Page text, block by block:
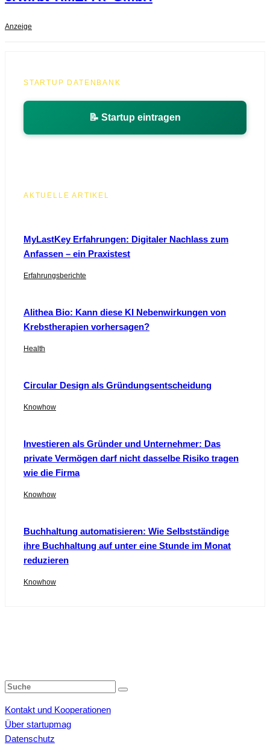
Anzeige
STARTUP DATENBANK
📝 Startup eintragen
AKTUELLE ARTIKEL
MyLastKey Erfahrungen: Digitaler Nachlass zum
Anfassen – ein Praxistest
Erfahrungsberichte
Alithea Bio: Kann diese KI Nebenwirkungen von
Krebstherapien vorhersagen?
Health
Circular Design als Gründungsentscheidung
Knowhow
Investieren als Gründer und Unternehmer: Das
private Vermögen darf nicht dasselbe Risiko tragen
wie die Firma
Knowhow
Buchhaltung automatisieren: Wie Selbstständige
ihre Buchhaltung auf unter eine Stunde im Monat
reduzieren
Knowhow
Kontakt und Kooperationen
Über startupmag
Datenschutz